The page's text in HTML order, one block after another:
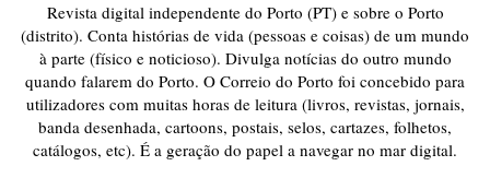
Revista digital independente do Porto (PT) e sobre o Porto
(distrito). Conta histórias de vida (pessoas e coisas) de um mundo
à parte (físico e noticioso). Divulga notícias do outro mundo
quando falarem do Porto. O Correio do Porto foi concebido para
utilizadores com muitas horas de leitura (livros, revistas, jornais,
banda desenhada, cartoons, postais, selos, cartazes, folhetos,
catálogos, etc). É a geração do papel a navegar no mar digital.